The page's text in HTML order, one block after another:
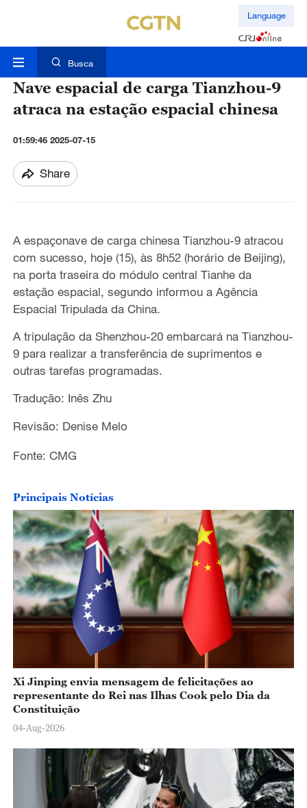
Language
Busca
Nave espacial de carga Tianzhou-9
atraca na estação espacial chinesa
01:59:46 2025-07-15
Share
A espaçonave de carga chinesa Tianzhou-9 atracou
com sucesso, hoje (15), às 8h52 (horário de Beijing),
na porta traseira do módulo central Tianhe da
estação espacial, segundo informou a Agência
Espacial Tripulada da China.
A tripulação da Shenzhou-20 embarcará na Tianzhou-
9 para realizar a transferência de suprimentos e
outras tarefas programadas.
Tradução: Inês Zhu
Revisão: Denise Melo
Fonte: CMG
Principais Notícias
Xi Jinping envia mensagem de felicitações ao
representante do Rei nas Ilhas Cook pelo Dia da
Constituição
04-Aug-2026